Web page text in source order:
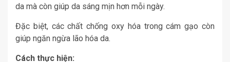
da mà còn giúp da sáng mịn hơn mỗi ngày.
Đặc biệt, các chất chống oxy hóa trong cám gạo còn
giúp ngăn ngừa lão hóa da.
Cách thực hiện: